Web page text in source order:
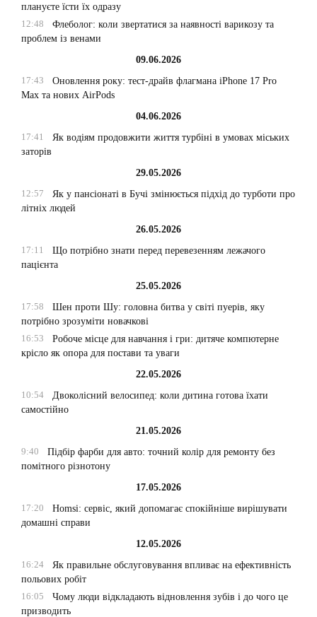
плануєте їсти їх одразу
12:48
Флеболог: коли звертатися за наявності варикозу та
проблем із венами
09.06.2026
17:43
Оновлення року: тест-драйв флагмана iPhone 17 Pro
Max та нових AirPods
04.06.2026
17:41
Як водіям продовжити життя турбіні в умовах міських
заторів
29.05.2026
12:57
Як у пансіонаті в Бучі змінюється підхід до турботи про
літніх людей
26.05.2026
17:11
Що потрібно знати перед перевезенням лежачого
пацієнта
25.05.2026
17:58
Шен проти Шу: головна битва у світі пуерів, яку
потрібно зрозуміти новачкові
16:53
Робоче місце для навчання і гри: дитяче компютерне
крісло як опора для постави та уваги
22.05.2026
10:54
Двоколісний велосипед: коли дитина готова їхати
самостійно
21.05.2026
9:40
Підбір фарби для авто: точний колір для ремонту без
помітного різнотону
17.05.2026
17:20
Homsi: сервіс, який допомагає спокійніше вирішувати
домашні справи
12.05.2026
16:24
Як правильне обслуговування впливає на ефективність
польових робіт
16:05
Чому люди відкладають відновлення зубів і до чого це
призводить